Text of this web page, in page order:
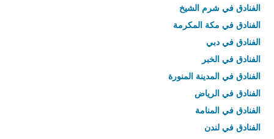
الفنادق في شرم الشيخ
الفنادق في مكة المكرمة
الفنادق في دبي
الفنادق في الخبر
الفنادق في المدينة المنورة
الفنادق في الرياض
الفنادق في المنامة
الفنادق في لندن